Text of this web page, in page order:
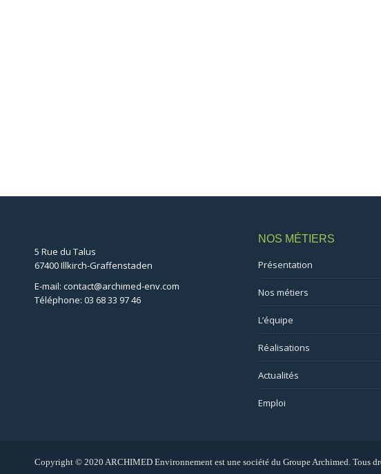
5 Rue du Talus
67400 Illkirch-Graffenstaden
E-mail: contact@archimed-env.com
Téléphone: 03 68 33 97 46
NOS MÉTIERS
Présentation
Nos métiers
L’équipe
Réalisations
Actualités
Emploi
Copyright © 2020 ARCHIMED Environnement est une société du Groupe Archimed. Tous